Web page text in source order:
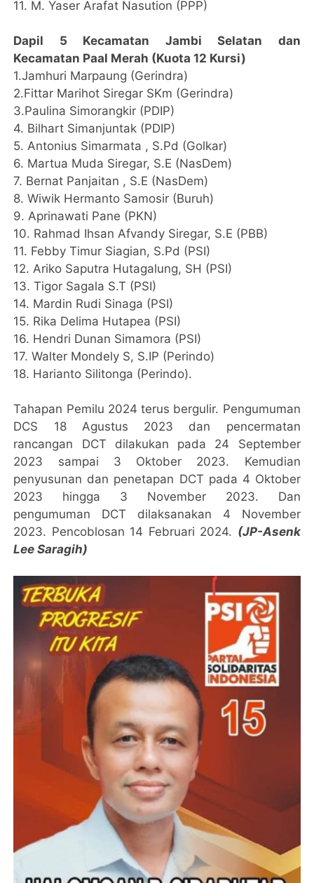
11. M. Yaser Arafat Nasution (PPP)
Dapil 5 Kecamatan Jambi Selatan dan
Kecamatan Paal Merah (Kuota 12 Kursi)
1.Jamhuri Marpaung (Gerindra)
2.Fittar Marihot Siregar SKm (Gerindra)
3.Paulina Simorangkir (PDIP)
4. Bilhart Simanjuntak (PDIP)
5. Antonius Simarmata , S.Pd (Golkar)
6. Martua Muda Siregar, S.E (NasDem)
7. Bernat Panjaitan , S.E (NasDem)
8. Wiwik Hermanto Samosir (Buruh)
9. Aprinawati Pane (PKN)
10. Rahmad Ihsan Afvandy Siregar, S.E (PBB)
11. Febby Timur Siagian, S.Pd (PSI)
12. Ariko Saputra Hutagalung, SH (PSI)
13. Tigor Sagala S.T (PSI)
14. Mardin Rudi Sinaga (PSI)
15. Rika Delima Hutapea (PSI)
16. Hendri Dunan Simamora (PSI)
17. Walter Mondely S, S.IP (Perindo)
18. Harianto Silitonga (Perindo).
Tahapan Pemilu 2024 terus bergulir. Pengumuman
DCS 18 Agustus 2023 dan pencermatan
rancangan DCT dilakukan pada 24 September
2023 sampai 3 Oktober 2023. Kemudian
penyusunan dan penetapan DCT pada 4 Oktober
2023 hingga 3 November 2023. Dan
pengumuman DCT dilaksanakan 4 November
2023. Pencoblosan 14 Februari 2024. (JP-Asenk
Lee Saragih)